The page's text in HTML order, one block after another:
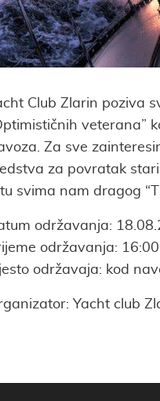
Club Zlarin poziva
veterana”
Za sve
za povratak
svima nam dragog
održavanja:
održavanja:
održavaja: kod
Yacht club